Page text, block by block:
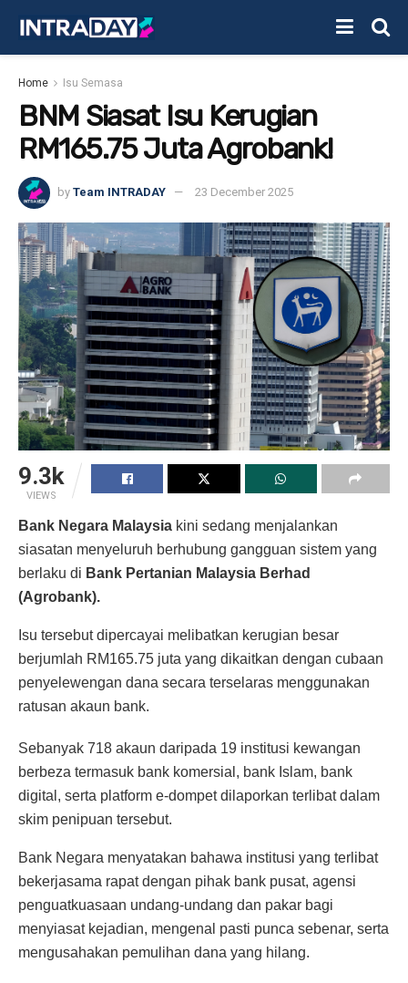
Home Isu Semasa
BNM Siasat Isu Kerugian
RM165.75 Juta Agrobank!
by Team INTRADAY 23 December 2025
9.3k
VIEWS
Bank Negara Malaysia kini sedang menjalankan
siasatan menyeluruh berhubung gangguan sistem yang
berlaku di Bank Pertanian Malaysia Berhad
(Agrobank).
Isu tersebut dipercayai melibatkan kerugian besar
berjumlah RM165.75 juta yang dikaitkan dengan cubaan
penyelewengan dana secara terselaras menggunakan
ratusan akaun bank.
Sebanyak 718 akaun daripada 19 institusi kewangan
berbeza termasuk bank komersial, bank Islam, bank
digital, serta platform e-dompet dilaporkan terlibat dalam
skim penipuan tersebut.
Bank Negara menyatakan bahawa institusi yang terlibat
bekerjasama rapat dengan pihak bank pusat, agensi
penguatkuasaan undang-undang dan pakar bagi
menyiasat kejadian, mengenal pasti punca sebenar, serta
mengusahakan pemulihan dana yang hilang.